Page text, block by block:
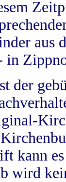
aus
in
der
kann
wird